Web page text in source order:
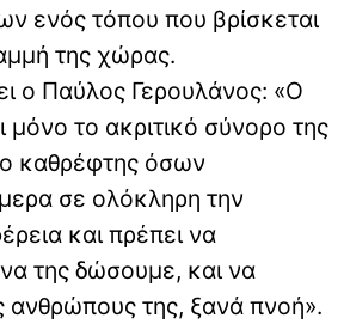
ενός τόπου που βρίσκεται
της χώρας.
ο Παύλος Γερουλάνος: «Ο
μόνο το ακριτικό σύνορο της
ο καθρέφτης όσων
σε ολόκληρη την
και πρέπει να
της δώσουμε, και να
της, ξανά πνοή».